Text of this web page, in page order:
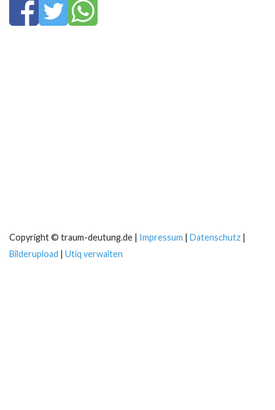
Copyright © traum-deutung.de | Impressum | Datenschutz |
Bilderupload | Utiq verwalten